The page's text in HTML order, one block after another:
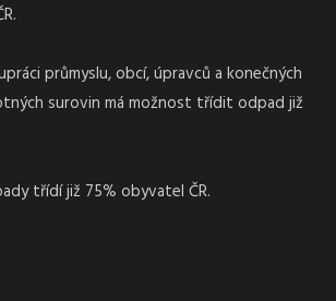
průmyslu, obcí, úpravců a konečných
surovin má možnost třídit odpad již
třídí již 75% obyvatel ČR.